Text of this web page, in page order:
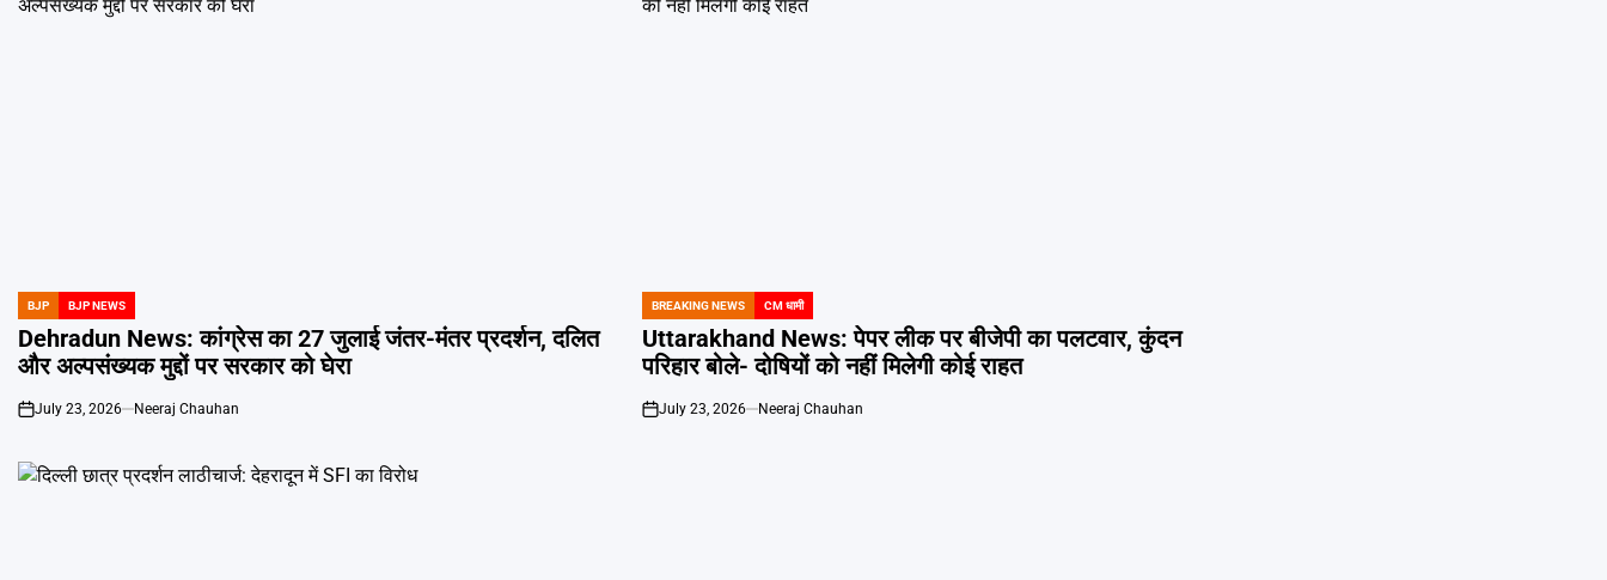
POSTED
IN
BJP BJP NEWS
Dehradun News: कांग्रेस का 27 जुलाई जंतर-मंतर प्रदर्शन, दलित
और अल्पसंख्यक मुद्दों पर सरकार को घेरा
on
July 23, 2026 Neeraj Chauhan
POSTED
IN
BREAKING NEWS CM धामी
Uttarakhand News: पेपर लीक पर बीजेपी का पलटवार, कुंदन
परिहार बोले- दोषियों को नहीं मिलेगी कोई राहत
on
July 23, 2026 Neeraj Chauhan